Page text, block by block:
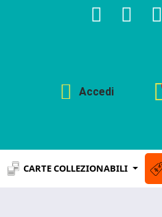
Accedi
CARTE COLLEZIONABILI